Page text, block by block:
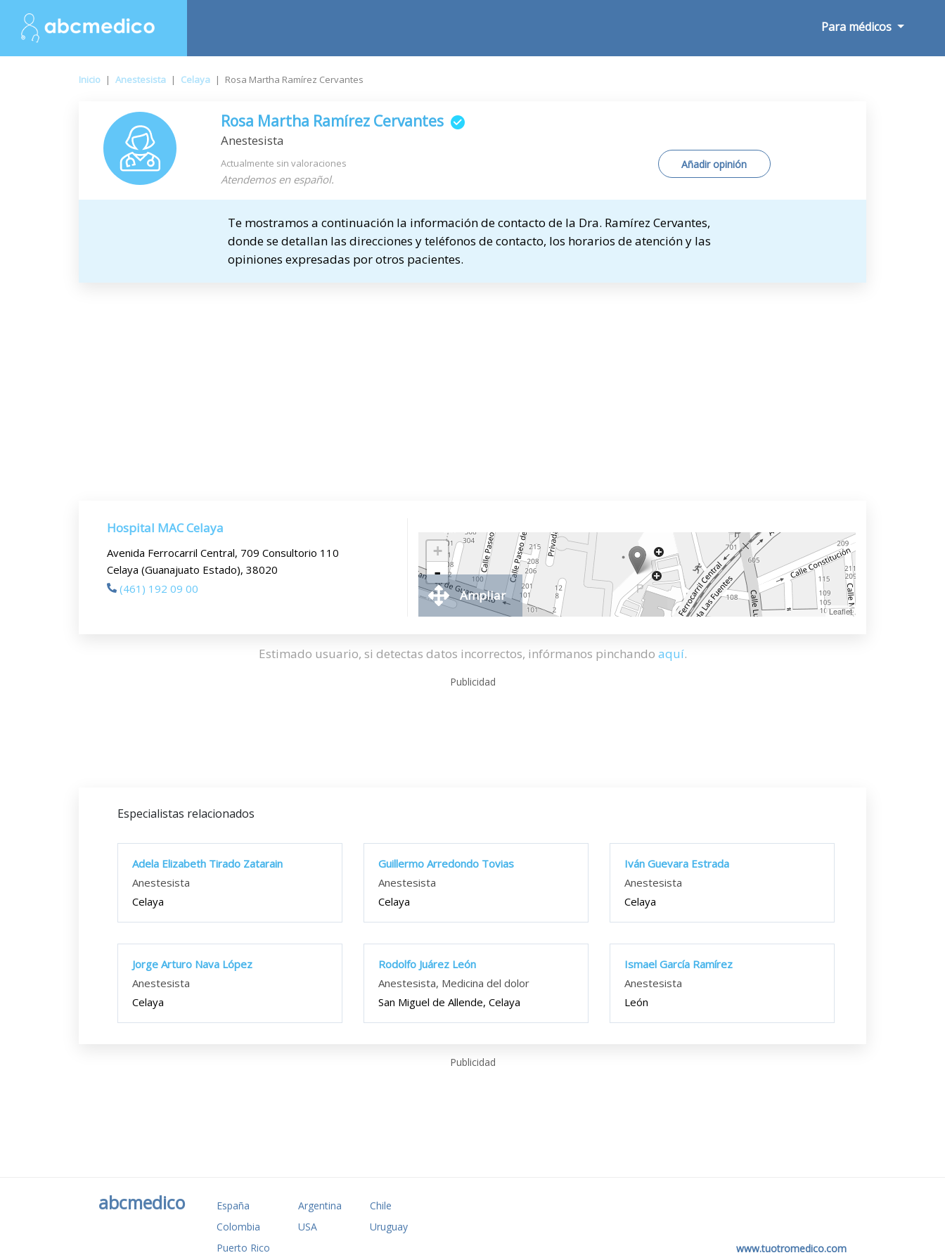
Para médicos
Inicio | Anestesista | Celaya | Rosa Martha Ramírez Cervantes
Rosa Martha Ramírez Cervantes
Anestesista
Actualmente sin valoraciones
Atendemos en español.
Añadir opinión
Te mostramos a continuación la información de contacto de la Dra. Ramírez Cervantes,
donde se detallan las direcciones y teléfonos de contacto, los horarios de atención y las
opiniones expresadas por otros pacientes.
Hospital MAC Celaya
Avenida Ferrocarril Central, 709 Consultorio 110
Celaya (Guanajuato Estado), 38020
(461) 192 09 00
+
-
Leaflet
Ampliar
Estimado usuario, si detectas datos incorrectos, infórmanos pinchando aquí.
Publicidad
Especialistas relacionados
Adela Elizabeth Tirado Zatarain
Anestesista
Celaya
Guillermo Arredondo Tovias
Anestesista
Celaya
Iván Guevara Estrada
Anestesista
Celaya
Jorge Arturo Nava López
Anestesista
Celaya
Rodolfo Juárez León
Anestesista, Medicina del dolor
San Miguel de Allende, Celaya
Ismael García Ramírez
Anestesista
León
Publicidad
abcmedico España Argentina
Chile
Colombia
USA
Uruguay
Puerto Rico
www.tuotromedico.com